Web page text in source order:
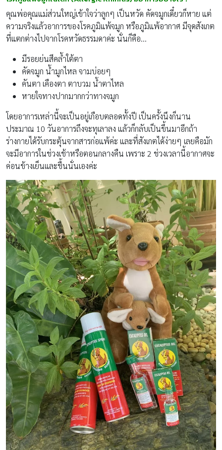
คุณพ่อคุณแม่ส่วนใหญ่เข้าใจว่าลูกๆ เป็นหวัด คัดจมูกเดี๋ยวก็หาย แต่
ความจริงแล้วอาการของโรคภูมิแพ้จมูก หรือภูมิแพ้อากาศ มีจุดสังเกต
ที่แตกต่างไปจากโรคหวัดธรรมดาค่ะ นั่นก็คือ…
มีรอยย่นสีคล้ำใต้ตา
คัดจมูก น้ำมูกไหล จามบ่อยๆ
คันตา เคืองตา ตาบวม น้ำตาไหล
หายใจทางปากมากกว่าทางจมูก
โดยอาการเหล่านี้จะเป็นอยู่เกือบตลอดทั้งปี เป็นครั้งนึงก็นาน
ประมาณ 10 วันอาการถึงจะทุเลาลง แล้วก็กลับเป็นขึ้นมาอีกถ้า
ร่างกายได้รับกระตุ้นจากสารก่อแพ้ค่ะ และที่สังเกตได้ง่ายๆ เลยคือมัก
จะมีอาการในช่วงเช้าหรือตอนกลางคืน เพราะ 2 ช่วงเวลานี้อากาศจะ
ค่อนข้างเย็นและชื้นนั่นเองค่ะ